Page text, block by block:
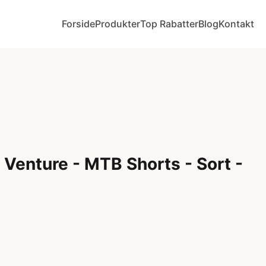
ForsideProdukterTop RabatterBlogKontakt
Venture - MTB Shorts - Sort -